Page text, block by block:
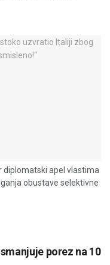
diplomatski apel vlastima
obustave selektivne
porez na 10